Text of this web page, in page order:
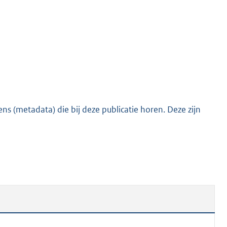
K
(metadata) die bij deze publicatie horen. Deze zijn